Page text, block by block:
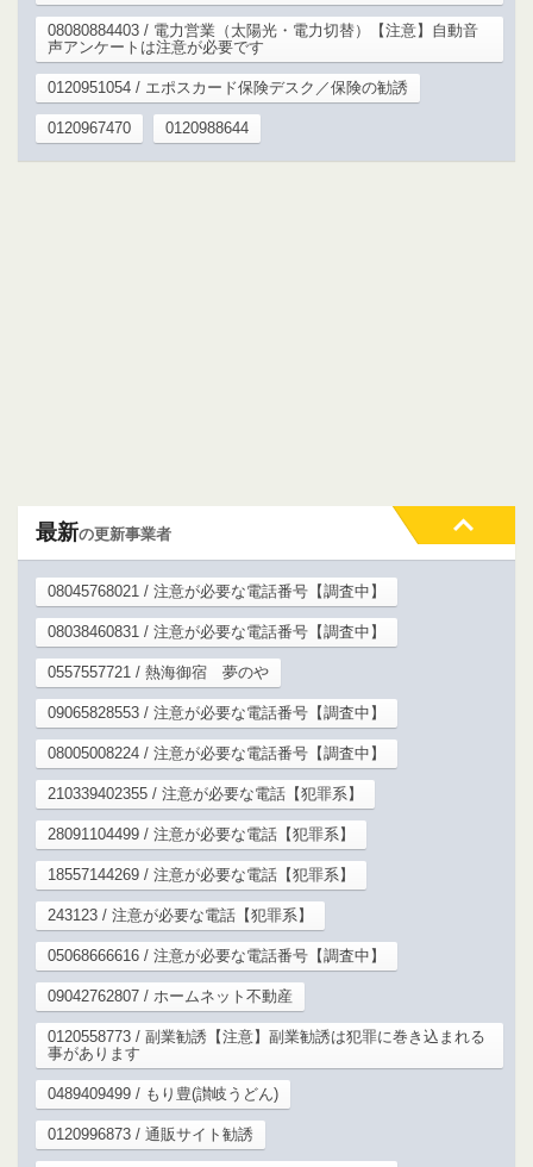
08080884403 / 電力営業（太陽光・電力切替）【注意】自動音
声アンケートは注意が必要です
0120951054 / エポスカード保険デスク／保険の勧誘
0120967470 0120988644
最新の更新事業者
08045768021 / 注意が必要な電話番号【調査中】
08038460831 / 注意が必要な電話番号【調査中】
0557557721 / 熱海御宿 夢のや
09065828553 / 注意が必要な電話番号【調査中】
08005008224 / 注意が必要な電話番号【調査中】
210339402355 / 注意が必要な電話【犯罪系】
28091104499 / 注意が必要な電話【犯罪系】
18557144269 / 注意が必要な電話【犯罪系】
243123 / 注意が必要な電話【犯罪系】
05068666616 / 注意が必要な電話番号【調査中】
09042762807 / ホームネット不動産
0120558773 / 副業勧誘【注意】副業勧誘は犯罪に巻き込まれる
事があります
0489409499 / もり豊(讃岐うどん)
0120996873 / 通販サイト勧誘